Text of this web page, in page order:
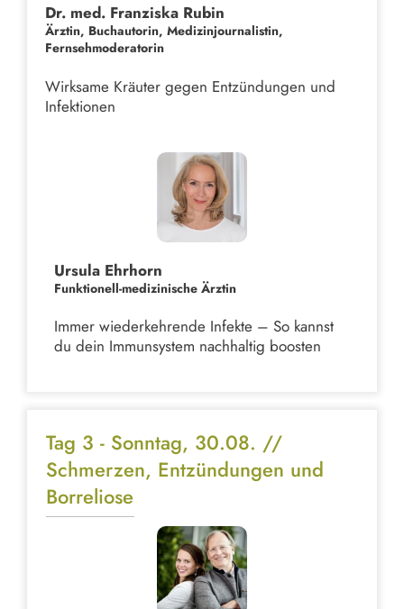
Dr. med. Franziska Rubin
Ärztin, Buchautorin, Medizinjournalistin,
Fernsehmoderatorin
Wirksame Kräuter gegen Entzündungen und
Infektionen
Ursula Ehrhorn
Funktionell-medizinische Ärztin
Immer wiederkehrende Infekte – So kannst
du dein Immunsystem nachhaltig boosten
Tag 3 - Sonntag, 30.08. //
Schmerzen, Entzündungen und
Borreliose